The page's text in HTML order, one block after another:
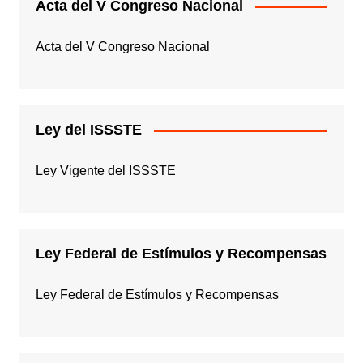
Acta del V Congreso Nacional
Acta del V Congreso Nacional
Ley del ISSSTE
Ley Vigente del ISSSTE
Ley Federal de Estímulos y Recompensas
Ley Federal de Estímulos y Recompensas